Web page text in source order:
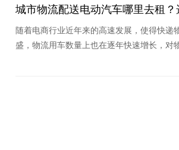
城市物流配送电动汽车哪里去租？
的理由
随着电商行业近年来的高速发展，使得快递
盛，物流用车数量上也在逐年快速增长，对